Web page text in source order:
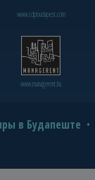
www.cdpbudapest.com
www.managerent.hu
в Будапеште